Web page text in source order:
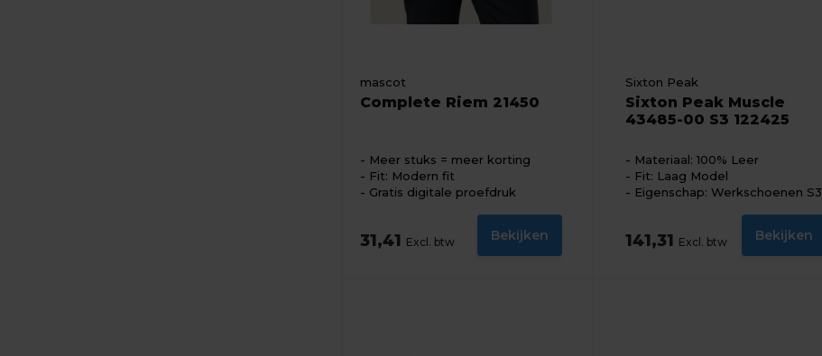
mascot
Complete Riem 21450
Meer stuks = meer korting
Fit: Modern fit
Gratis digitale proefdruk
31,41 Excl. btw Bekijken
Sixton Peak
Sixton Peak Muscle
43485-00 S3 122425
Materiaal: 100% Leer
Fit: Laag Model
Eigenschap: Werkschoenen S3
141,31 Excl. btw Bekijken